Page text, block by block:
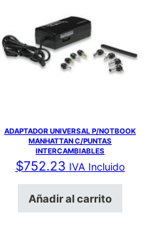
ADAPTADOR UNIVERSAL P/NOTBOOK
MANHATTAN C/PUNTAS
INTERCAMBIABLES
$752.23 IVA Incluido
Añadir al carrito